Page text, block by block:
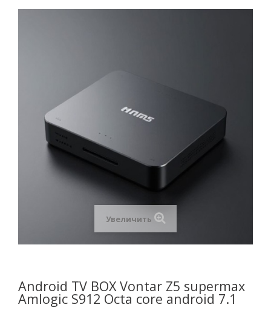
Увеличить
Android TV BOX Vontar Z5 supermax
Amlogic S912 Octa core android 7.1